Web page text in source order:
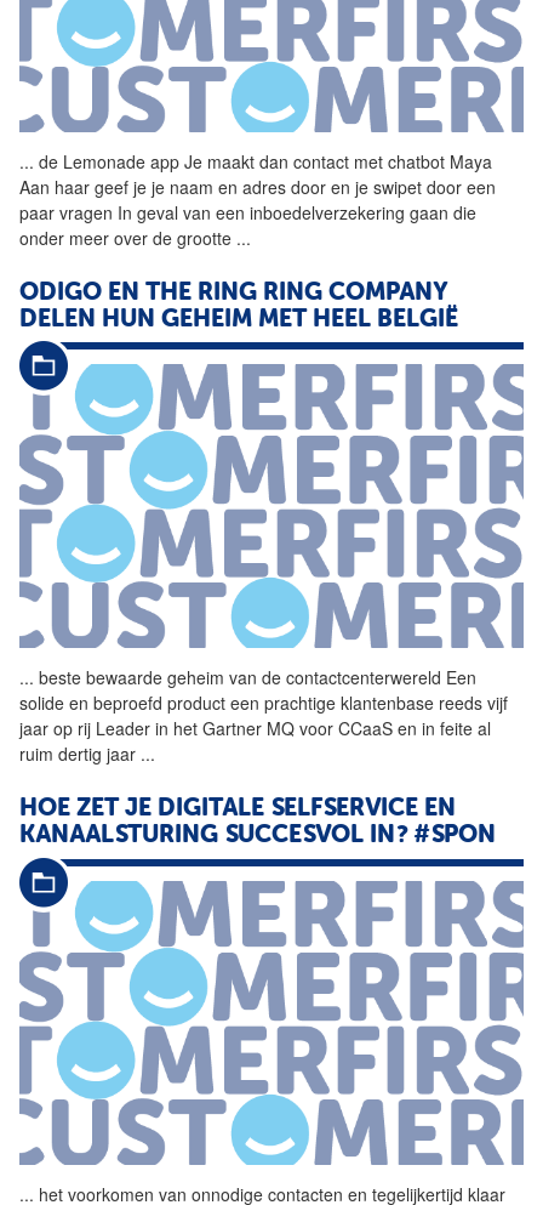
... de Lemonade app Je maakt dan contact met chatbot Maya
Aan haar geef je je naam en adres door en je swipet door een
paar vragen In geval van een inboedelverzekering gaan die
onder meer over de grootte ...
ODIGO EN THE RING RING COMPANY
DELEN HUN GEHEIM MET HEEL BELGIË
... beste bewaarde geheim van de contactcenterwereld Een
solide en beproefd product een prachtige klantenbase reeds vijf
jaar op rij Leader in het Gartner MQ voor CCaaS en in feite al
ruim dertig jaar ...
HOE ZET JE DIGITALE SELFSERVICE EN
KANAALSTURING SUCCESVOL IN? #SPON
... het voorkomen van onnodige contacten en tegelijkertijd klaar